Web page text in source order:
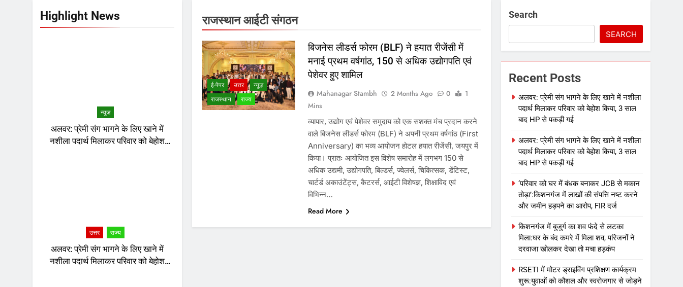
Highlight News
न्यूज़
अलवर: प्रेमी संग भागने के लिए खाने में
नशीला पदार्थ मिलाकर परिवार को बेहोश
उत्तर राज्य
अलवर: प्रेमी संग भागने के लिए खाने में
नशीला पदार्थ मिलाकर परिवार को बेहोश
राजस्थान आईटी संगठन
ई-पेपर उत्तर
न्यूज़
राजस्थान
राज्य
बिजनेस लीडर्स फोरम (BLF) ने हयात रीजेंसी में
मनाई प्रथम वर्षगांठ, 150 से अधिक उद्योगपति एवं
पेशेवर हुए शामिल
Mahanagar Stambh 2 Months Ago 0
1
Mins
व्यापार, उद्योग एवं पेशेवर समुदाय को एक सशक्त मंच प्रदान करने
वाले बिजनेस लीडर्स फोरम (BLF) ने अपनी प्रथम वर्षगांठ (First
Anniversary) का भव्य आयोजन होटल हयात रीजेंसी, जयपुर में
किया। प्रातः आयोजित इस विशेष समारोह में लगभग 150 से
अधिक उद्यमी, उद्योगपति, बिल्डर्स, ज्वेलर्स, चिकित्सक, डेंटिस्ट,
चार्टर्ड अकाउंटेंट्स, कैटरर्स, आईटी विशेषज्ञ, शिक्षाविद एवं
विभिन्न…
Read More
Search
SEARCH
Recent Posts
अलवर: प्रेमी संग भागने के लिए खाने में नशीला
पदार्थ मिलाकर परिवार को बेहोश किया, 3 साल
बाद HP से पकड़ी गई
अलवर: प्रेमी संग भागने के लिए खाने में नशीला
पदार्थ मिलाकर परिवार को बेहोश किया, 3 साल
बाद HP से पकड़ी गई
‘परिवार को घर में बंधक बनाकर JCB से मकान
तोड़ा’:किशनगंज में लाखों की संपत्ति नष्ट करने
और जमीन हड़पने का आरोप, FIR दर्ज
किशनगंज में बुजुर्ग का शव फंदे से लटका
मिला:घर के बंद कमरे में मिला शव, परिजनों ने
दरवाजा खोलकर देखा तो मचा हड़कंप
RSETI में मोटर ड्राइविंग प्रशिक्षण कार्यक्रम
शुरू:युवाओं को कौशल और स्वरोजगार से जोड़ने